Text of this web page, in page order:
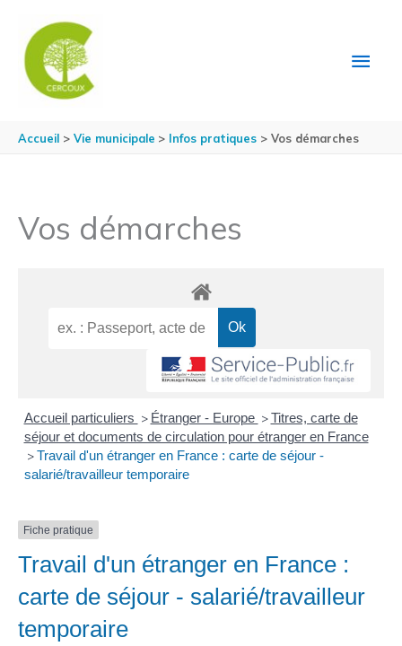
Accueil Vie municipale Infos pratiques Vos démarches
Vos démarches
Accueil particuliers > Étranger - Europe > Titres, carte de
séjour et documents de circulation pour étranger en France
> Travail d'un étranger en France : carte de séjour -
salarié/travailleur temporaire
Fiche pratique
Travail d'un étranger en France :
carte de séjour - salarié/travailleur
temporaire